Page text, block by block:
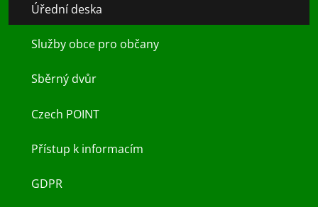
Úřední deska
Služby obce pro občany
Sběrný dvůr
Czech POINT
Přístup k informacím
GDPR